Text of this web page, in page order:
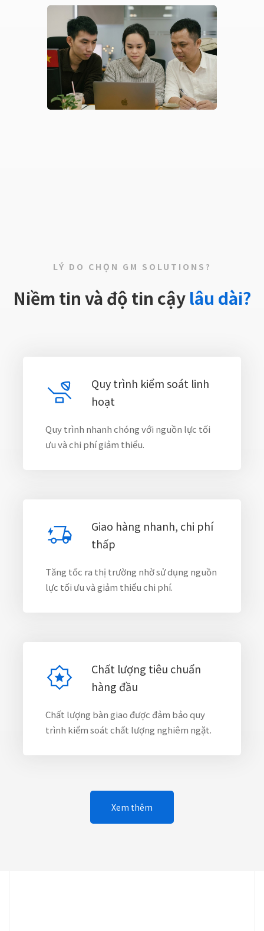
LÝ DO CHỌN GM SOLUTIONS?
Niềm tin và độ tin cậy lâu dài?
Quy trình kiểm soát linh
hoạt
Quy trình nhanh chóng với nguồn lực tối
ưu và chi phí giảm thiểu.
Giao hàng nhanh, chi phí
thấp
Tăng tốc ra thị trường nhờ sử dụng nguồn
lực tối ưu và giảm thiểu chi phí.
Chất lượng tiêu chuẩn
hàng đầu
Chất lượng bàn giao được đảm bảo quy
trình kiểm soát chất lượng nghiêm ngặt.
Xem thêm